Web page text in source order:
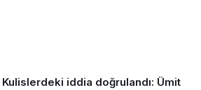
Kulislerdeki iddia doğrulandı: Ümit